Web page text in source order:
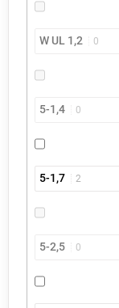
W UL 1,2 0
5-1,4 0
5-1,7 2
5-2,5 0